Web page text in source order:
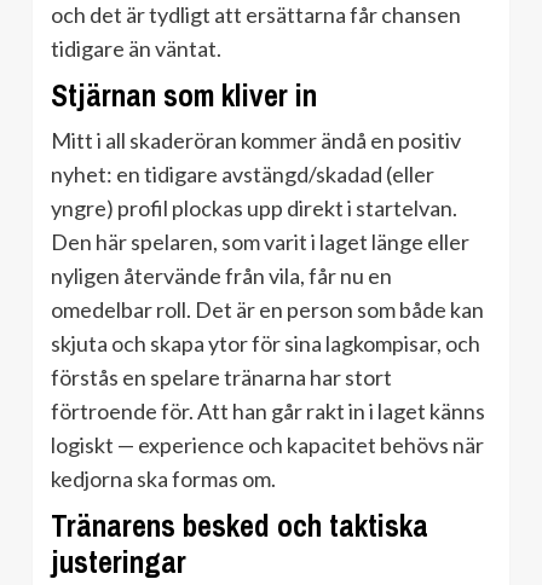
och det är tydligt att ersättarna får chansen
tidigare än väntat.
Stjärnan som kliver in
Mitt i all skaderöran kommer ändå en positiv
nyhet: en tidigare avstängd/skadad (eller
yngre) profil plockas upp direkt i startelvan.
Den här spelaren, som varit i laget länge eller
nyligen återvände från vila, får nu en
omedelbar roll. Det är en person som både kan
skjuta och skapa ytor för sina lagkompisar, och
förstås en spelare tränarna har stort
förtroende för. Att han går rakt in i laget känns
logiskt — experience och kapacitet behövs när
kedjorna ska formas om.
Tränarens besked och taktiska
justeringar